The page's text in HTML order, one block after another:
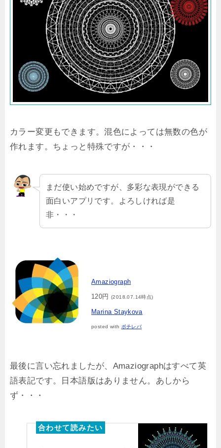
カラー変更もできます。混色によっては無数の色が
作れます。ちょっと特殊ですが・・・
まだ使い始めですが、多彩な表現ができる
面白いアプリです。よろしければ是
非・・・
Amaziograph
120円
(2018.07.14時点)
Marina Staykova
posted with ポチレバ
最後に言い忘れましたが、Amaziographはすべて英
語表記です。日本語版はありません。あしから
ず・・・